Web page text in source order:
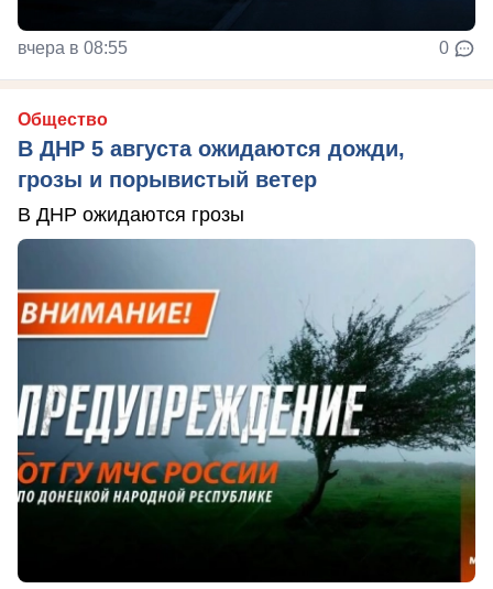
вчера в 08:55 0
Общество
В ДНР 5 августа ожидаются дожди,
грозы и порывистый ветер
В ДНР ожидаются грозы